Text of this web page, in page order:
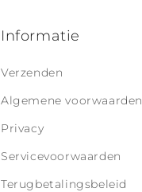
Informatie
Verzenden
Algemene voorwaarden
Privacy
Servicevoorwaarden
Terugbetalingsbeleid